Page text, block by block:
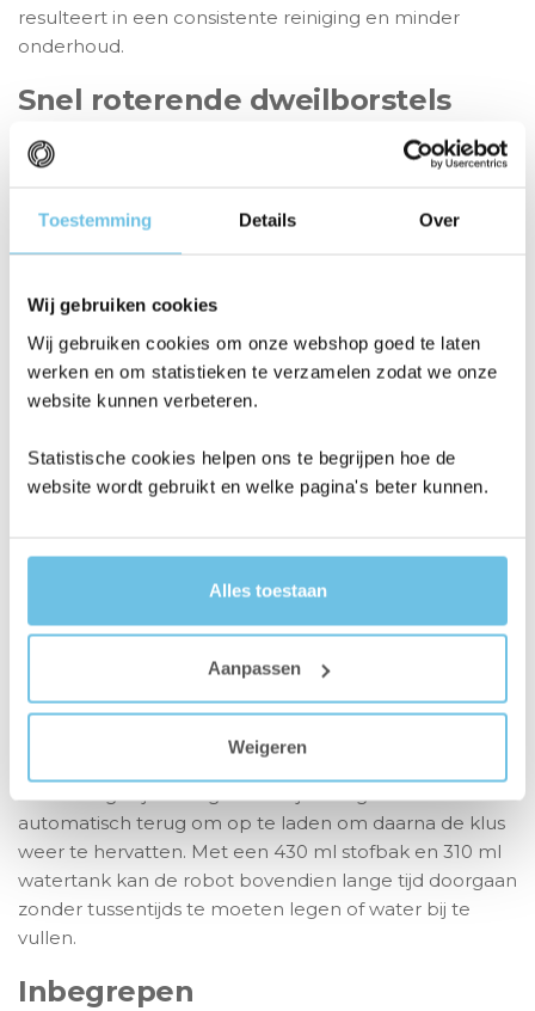
Toestemming Details Over
Wij gebruiken cookies
Wij gebruiken cookies om onze webshop goed te laten
werken en om statistieken te verzamelen zodat we onze
website kunnen verbeteren.
Statistische cookies helpen ons te begrijpen hoe de
website wordt gebruikt en welke pagina's beter kunnen.
Alles toestaan
Aanpassen
Weigeren
resulteert in een consistente reiniging en minder
onderhoud.
Snel roterende dweilborstels
Het dweilsysteem bestaat uit 2 dweilpads die met 180
rotaties per minuut een handmatige schrobbeweging
3 verschillende niveaus zodat je zelf bepaald hoe
vochtig er wordt gedweild. Bovendien herkent de
mm worden opgetild om natte plekken te
voorkomen.
Slimme navigatie en detectie
nauwkeurige plattegrond wordt opgebouwd en de
slimme obstakeldetectiemet gestructureerd licht
kan de Xiaomi Mi S40 Pro een efficiënte route plannen
en soepel door de woning bewegen zonder te
Geschikt voor grote
oppervlakken
De ruime tanks en krachtige
het mogelijk om tot 180 m² te reinigen op een enkele
automatisch terug om op te laden om daarna de klus
weer te hervatten. Met een 430 ml stofbak en 310 ml
watertank kan de robot bovendien lange tijd doorgaan
zonder tussentijds te moeten legen of water bij te
vullen.
Inbegrepen